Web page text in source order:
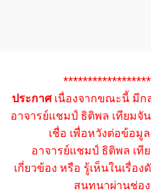
ประกาศเนื่องจากขณะนี้ มีก
อาจารย์แชมป์ ธิติพล เทียมจั
เชื่อ เพื่อหวังต่อข้อ
อาจารย์แชมป์ ธิติพล เที
เกี่ยวข้อง หรือ รู้เห็นในเรื่อ
สนทนาผ่านช่อ